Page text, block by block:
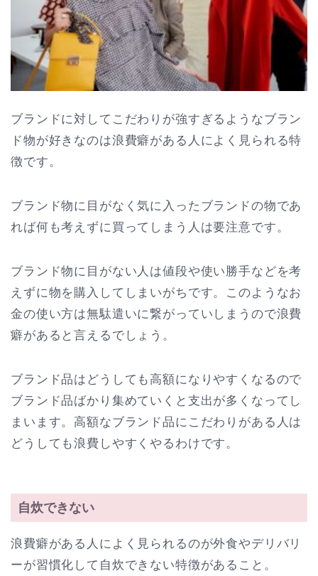
ブランドに対してこだわりが強すぎるようなブラン
ド物が好きなのは浪費癖がある人によく見られる特
徴です。
ブランド物に目がなく気に入ったブランドの物であ
れば何も考えずに買ってしまう人は要注意です。
ブランド物に目がない人は値段や使い勝手などを考
えずに物を購入してしまいがちです。このようなお
金の使い方は無駄遣いに繋がっていしまうので浪費
癖があると言えるでしょう。
ブランド品はどうしても高額になりやすくなるので
ブランド品ばかり集めていくと支出が多くなってし
まいます。高額なブランド品にこだわりがある人は
どうしても浪費しやすくやるわけです。
自炊できない
浪費癖がある人によく見られるのが外食やデリバリ
ーが習慣化して自炊できない特徴があること。